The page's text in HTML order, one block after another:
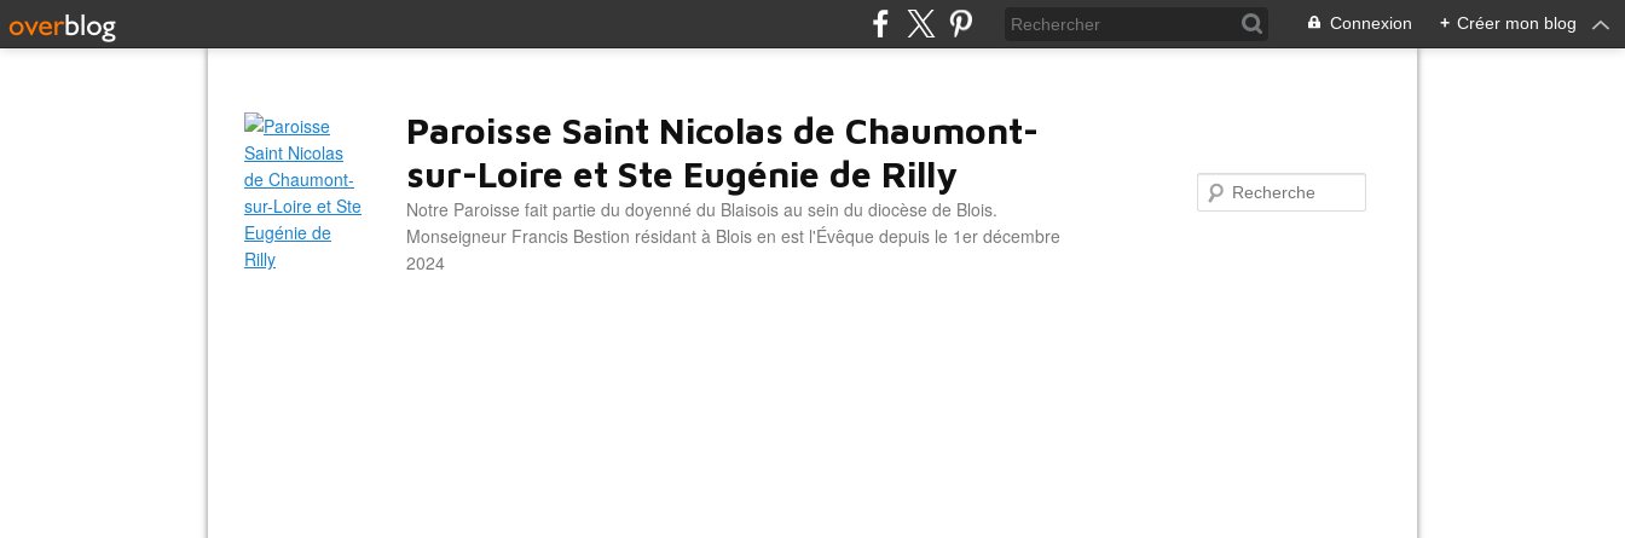
Connexion + Créer mon blog
Paroisse Saint Nicolas de Chaumont-
sur-Loire et Ste Eugénie de Rilly
Notre Paroisse fait partie du doyenné du Blaisois au sein du diocèse de Blois.
Monseigneur Francis Bestion résidant à Blois en est l'Évêque depuis le 1er décembre
2024